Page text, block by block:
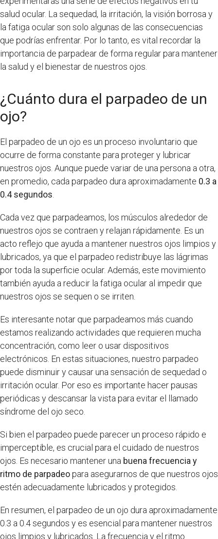
salud ocular. La sequedad, la irritación, la visión borrosa y
la fatiga ocular son solo algunas de las consecuencias
que podrías enfrentar. Por lo tanto, es vital recordar la
importancia de parpadear de forma regular para mantener
la salud y el bienestar de nuestros ojos.
¿Cuánto dura el parpadeo de un
ojo?
El parpadeo de un ojo es un proceso involuntario que
ocurre de forma constante para proteger y lubricar
nuestros ojos. Aunque puede variar de una persona a otra,
en promedio, cada parpadeo dura aproximadamente 0.3 a
0.4 segundos
Cada vez que parpadeamos, los músculos alrededor de
nuestros ojos se contraen y relajan rápidamente. Es un
acto reflejo que ayuda a mantener nuestros ojos limpios y
lubricados, ya que el parpadeo redistribuye las lágrimas
por toda la superficie ocular. Además, este movimiento
también ayuda a reducir la fatiga ocular al impedir que
nuestros ojos se sequen o se irriten.
Es interesante notar que parpadeamos más cuando
estamos realizando actividades que requieren mucha
concentración, como leer o usar dispositivos
electrónicos. En estas situaciones, nuestro parpadeo
puede disminuir y causar una sensación de sequedad o
irritación ocular. Por eso es importante hacer pausas
periódicas y descansar la vista para evitar el llamado
síndrome del ojo seco.
Si bien el parpadeo puede parecer un proceso rápido e
imperceptible, es crucial para el cuidado de nuestros
ojos. Es necesario mantener una buena frecuencia y
ritmo de parpadeopara asegurarnos de que nuestros ojos
estén adecuadamente lubricados y protegidos.
En resumen, el parpadeo de un ojo dura aproximadamente
0.3 a 0.4 segundos y es esencial para mantener nuestros
ojos limpios y lubricados. La frecuencia y el ritmo